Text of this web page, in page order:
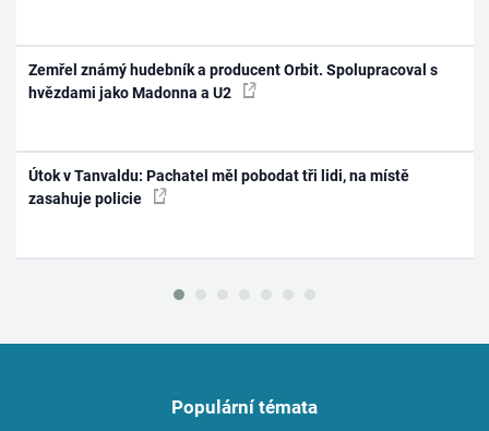
Zemřel známý hudebník a producent Orbit. Spolupracoval s
hvězdami jako Madonna a U2
Útok v Tanvaldu: Pachatel měl pobodat tři lidi, na místě
zasahuje policie
Populární témata